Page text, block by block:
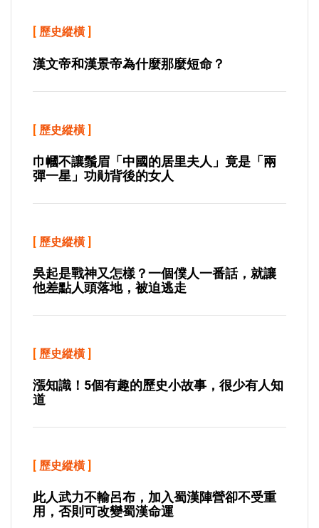
[ 歷史縱橫 ]
漢文帝和漢景帝為什麼那麼短命？
[ 歷史縱橫 ]
巾幗不讓鬚眉「中國的居里夫人」竟是「兩
彈一星」功勛背後的女人
[ 歷史縱橫 ]
吳起是戰神又怎樣？一個僕人一番話，就讓
他差點人頭落地，被迫逃走
[ 歷史縱橫 ]
漲知識！5個有趣的歷史小故事，很少有人知
道
[ 歷史縱橫 ]
此人武力不輸呂布，加入蜀漢陣營卻不受重
用，否則可改變蜀漢命運